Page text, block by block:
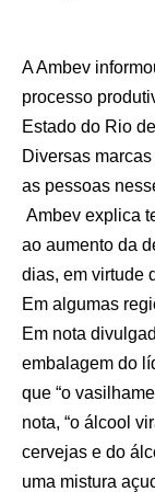
A Ambev
processo
Estado do Rio
Diversas
as pessoas
Ambev explica
ao aumento da
dias, em virtude
Em algumas
Em nota
embalagem do
que “o
nota, “o álcool
cervejas e do
uma mistura